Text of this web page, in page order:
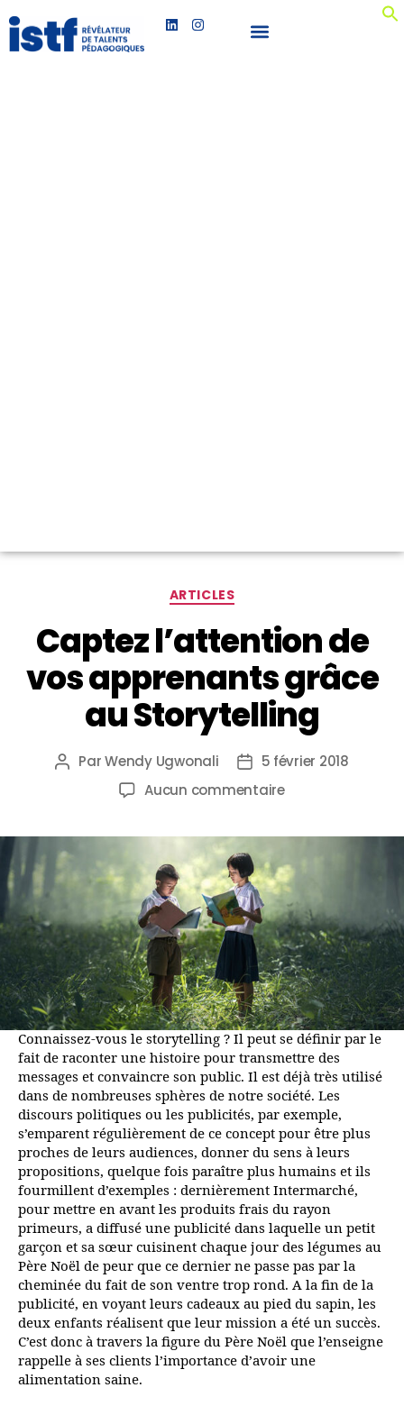
ARTICLES
Captez l’attention de
vos apprenants grâce
au Storytelling
ParWendy Ugwonali
5 février 2018
Aucun commentaire
Connaissez-vous le storytelling ? Il peut se définir par le
fait de raconter une histoire pour transmettre des
messages et convaincre son public. Il est déjà très utilisé
dans de nombreuses sphères de notre société. Les
discours politiques ou les publicités, par exemple,
s’emparent régulièrement de ce concept pour être plus
proches de leurs audiences, donner du sens à leurs
propositions, quelque fois paraître plus humains et ils
fourmillent d’exemples : dernièrement Intermarché,
pour mettre en avant les produits frais du rayon
primeurs, a diffusé une publicité dans laquelle un petit
garçon et sa sœur cuisinent chaque jour des légumes au
Père Noël de peur que ce dernier ne passe pas par la
cheminée du fait de son ventre trop rond. A la fin de la
publicité, en voyant leurs cadeaux au pied du sapin, les
deux enfants réalisent que leur mission a été un succès.
C’est donc à travers la figure du Père Noël que l’enseigne
rappelle à ses clients l’importance d’avoir une
alimentation saine.